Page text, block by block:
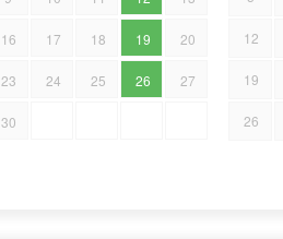
16 17 18 19 20
23 24 25 26 27
30
12
19
26